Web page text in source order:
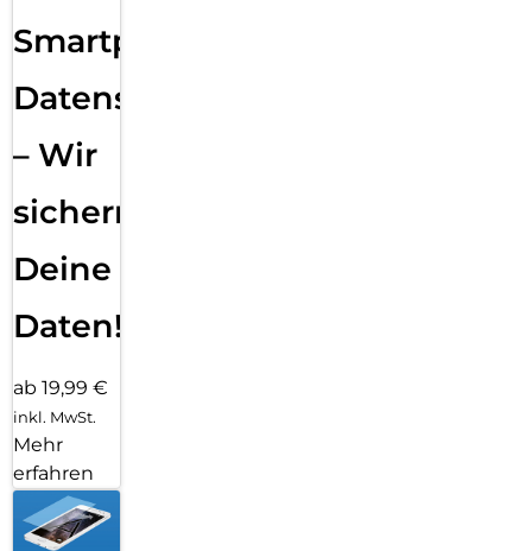
Smartphone
Datensicherung
– Wir
sichern
Deine
Daten!
ab 19,99 €
inkl. MwSt.
Mehr
erfahren